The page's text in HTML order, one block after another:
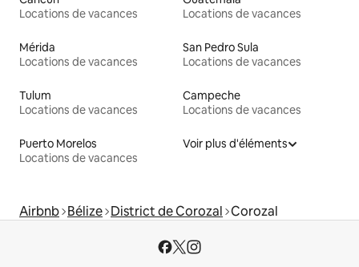
Locations de vacances
Locations de vacances
Mérida
Locations de vacances
San Pedro Sula
Locations de vacances
Tulum
Locations de vacances
Campeche
Locations de vacances
Puerto Morelos
Locations de vacances
Voir plus d'éléments
Airbnb Bélize District de Corozal Corozal